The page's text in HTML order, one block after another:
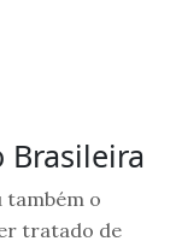
Brasileira
também o
tratado de